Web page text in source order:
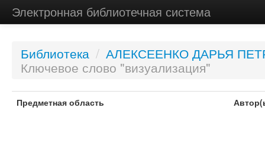
Электронная библиотечная система
Библиотека / АЛЕКСЕЕНКО ДАРЬЯ
Ключевое слово "визуализация"
Предметная область